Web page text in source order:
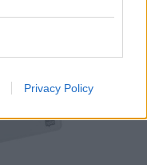
Privacy Policy